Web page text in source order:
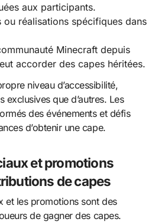
aux participants.
réalisations spécifiques dans
Minecraft depuis
accorder des capes héritées.
niveau d’accessibilité,
exclusives que d’autres. Les
des événements et défis
d’obtenir une cape.
et promotions
de capes
et les promotions sont des
de gagner des capes.